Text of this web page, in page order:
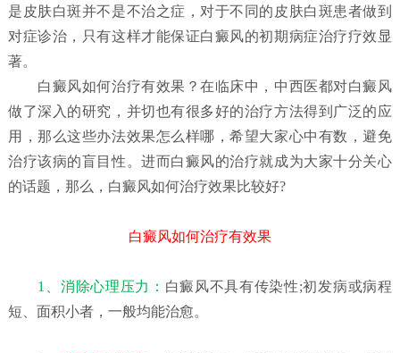
是皮肤白斑并不是不治之症，对于不同的皮肤白斑患者做到
对症诊治，只有这样才能保证白癜风的初期病症治疗疗效显
著。
白癜风如何治疗有效果？在临床中，中西医都对白癜风
做了深入的研究，并切也有很多好的治疗方法得到广泛的应
用，那么这些办法效果怎么样哪，希望大家心中有数，避免
治疗该病的盲目性。进而白癜风的治疗就成为大家十分关心
的话题，那么，白癜风如何治疗效果比较好?
白癜风如何治疗有效果
1、消除心理压力： 白癜风不具有传染性;初发病或病程
短、面积小者，一般均能治愈。